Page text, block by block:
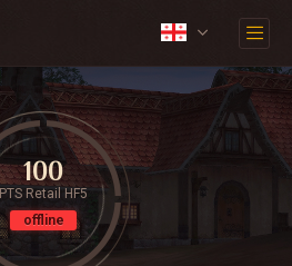
100
PTS Retail HF5
offline